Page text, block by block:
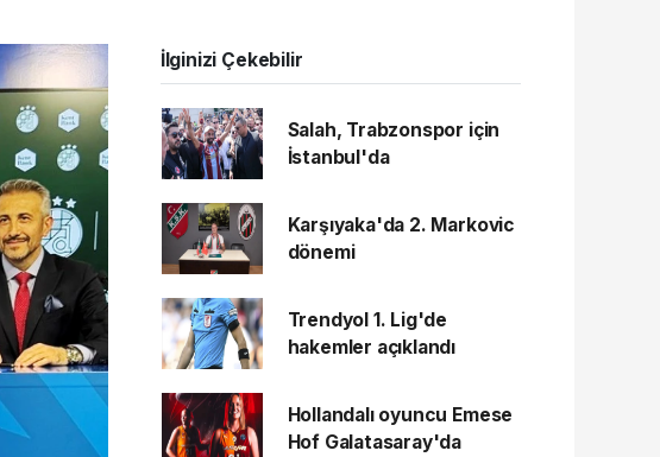
İlginizi Çekebilir
Salah, Trabzonspor için
İstanbul'da
Karşıyaka'da 2. Markovic
dönemi
Trendyol 1. Lig'de
hakemler açıklandı
Hollandalı oyuncu Emese
Hof Galatasaray'da